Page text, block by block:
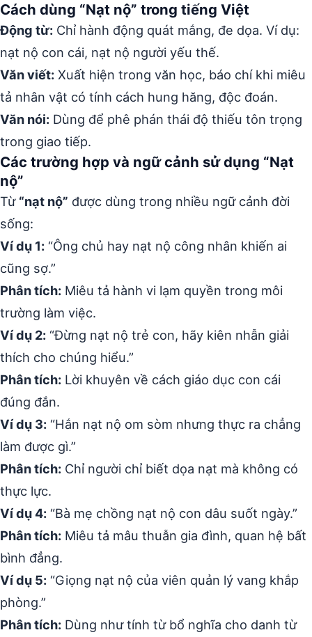
Cách dùng “Nạt nộ” trong tiếng Việt
Động từ: Chỉ hành động quát mắng, đe dọa. Ví dụ:
nạt nộ con cái, nạt nộ người yếu thế.
Văn viết: Xuất hiện trong văn học, báo chí khi miêu
tả nhân vật có tính cách hung hăng, độc đoán.
Văn nói: Dùng để phê phán thái độ thiếu tôn trọng
trong giao tiếp.
Các trường hợp và ngữ cảnh sử dụng “Nạt
nộ”
Từ “nạt nộ” được dùng trong nhiều ngữ cảnh đời
sống:
Ví dụ 1: “Ông chủ hay nạt nộ công nhân khiến ai
cũng sợ.”
Phân tích: Miêu tả hành vi lạm quyền trong môi
trường làm việc.
Ví dụ 2: “Đừng nạt nộ trẻ con, hãy kiên nhẫn giải
thích cho chúng hiểu.”
Phân tích: Lời khuyên về cách giáo dục con cái
đúng đắn.
Ví dụ 3: “Hắn nạt nộ om sòm nhưng thực ra chẳng
làm được gì.”
Phân tích: Chỉ người chỉ biết dọa nạt mà không có
thực lực.
Ví dụ 4: “Bà mẹ chồng nạt nộ con dâu suốt ngày.”
Phân tích: Miêu tả mâu thuẫn gia đình, quan hệ bất
bình đẳng.
Ví dụ 5: “Giọng nạt nộ của viên quản lý vang khắp
phòng.”
Phân tích: Dùng như tính từ bổ nghĩa cho danh từ